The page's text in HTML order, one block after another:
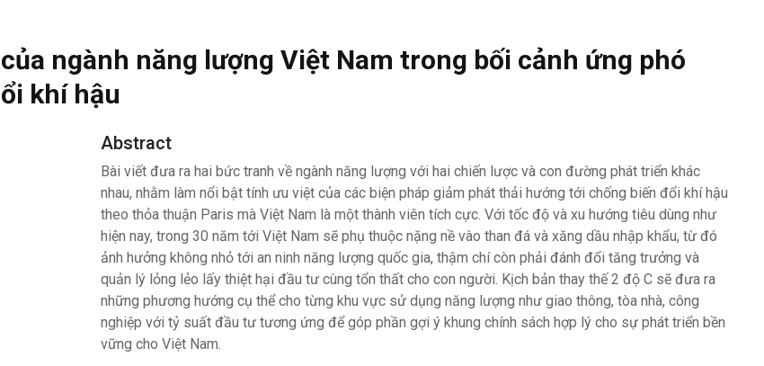
ngành năng lượng Việt Nam trong bối cảnh ứng phó
khí hậu
Abstract
Bài viết đưa ra hai bức tranh về ngành năng lượng với hai chiến lược và con đường phát triển khác
nhau, nhằm làm nổi bật tính ưu việt của các biện pháp giảm phát thải hướng tới chống biến đổi khí hậu
theo thỏa thuận Paris mà Việt Nam là một thành viên tích cực. Với tốc độ và xu hướng tiêu dùng như
hiện nay, trong 30 năm tới Việt Nam sẽ phụ thuộc nặng nề vào than đá và xăng dầu nhập khẩu, từ đó
ảnh hưởng không nhỏ tới an ninh năng lượng quốc gia, thậm chí còn phải đánh đổi tăng trưởng và
quản lý lỏng lẻo lấy thiệt hại đầu tư cùng tổn thất cho con người. Kịch bản thay thế 2 độ C sẽ đưa ra
những phương hướng cụ thể cho từng khu vực sử dụng năng lượng như giao thông, tòa nhà, công
nghiệp với tỷ suất đầu tư tương ứng để góp phần gợi ý khung chính sách hợp lý cho sự phát triển bền
vững cho Việt Nam.